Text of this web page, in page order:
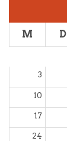
M D
3
10
17
24